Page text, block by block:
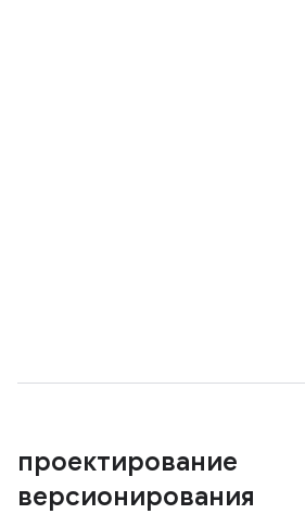
проектирование
версионирования